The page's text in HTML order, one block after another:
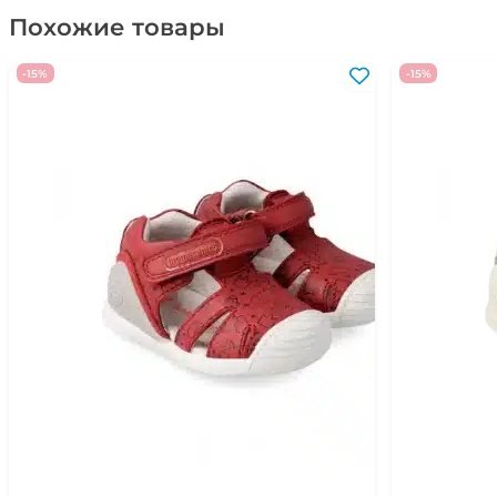
Похожие товары
-15% -15%